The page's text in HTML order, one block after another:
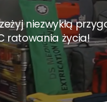
niezwykłą
ratowania życia!